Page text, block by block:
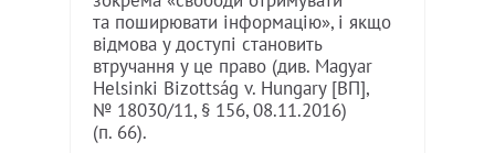
та поширювати інформацію», і якщо
відмова у доступі становить
втручання у це право (див. Magyar
Helsinki Bizottság v. Hungary [ВП],
№ 18030/11, § 156, 08.11.2016)
(п. 66).